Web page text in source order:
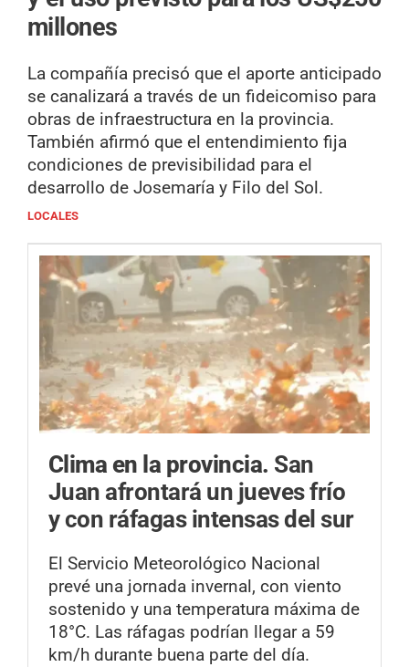
millones
La compañía precisó que el aporte anticipado
se canalizará a través de un fideicomiso para
obras de infraestructura en la provincia.
También afirmó que el entendimiento fija
condiciones de previsibilidad para el
desarrollo de Josemaría y Filo del Sol.
LOCALES
Clima en la provincia. San
Juan afrontará un jueves frío
y con ráfagas intensas del sur
El Servicio Meteorológico Nacional
prevé una jornada invernal, con viento
sostenido y una temperatura máxima de
18°C. Las ráfagas podrían llegar a 59
km/h durante buena parte del día.